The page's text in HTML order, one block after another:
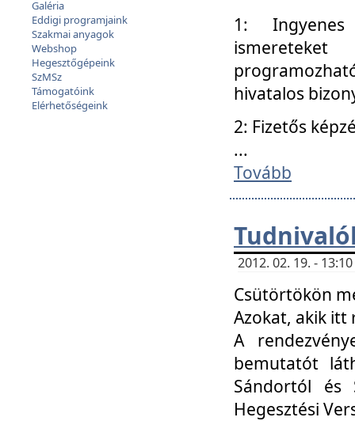
Galéria
Eddigi programjaink
Szakmai anyagok
Webshop
Hegesztőgépeink
SzMSz
Támogatóink
Elérhetőségeink
1: Ingyenes
hivatalos
2: Fizetős
...
Tovább
2012. 02. 19. -
Csütörtökön
Azokat, akik itt
A
bemutatót
Sándortól és
Hegesztési